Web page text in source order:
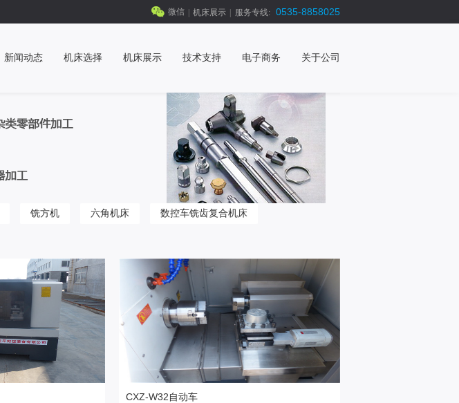
微信 机床展示 服务专线: 0535-8858025
新闻动态 机床选择 机床展示 技术支持 电子商务 关于公司
铣方机 六角机床 数控车铣齿复合机床
CXZ-W32自动车